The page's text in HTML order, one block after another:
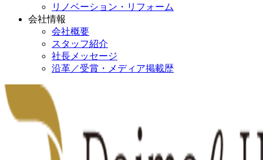
リノベーション・リフォーム
会社情報
会社概要
スタッフ紹介
社長メッセージ
沿革／受賞・メディア掲載歴